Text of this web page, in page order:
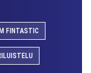
FINTASTIC